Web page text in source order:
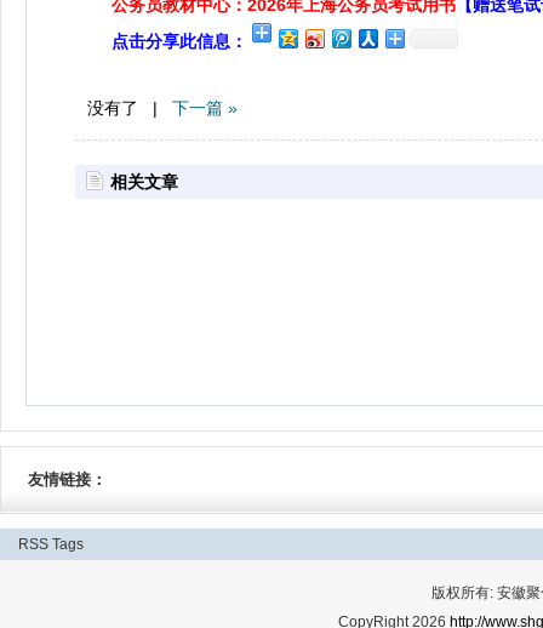
公务员教材中心：2026年上海公务员考试用书 【赠送笔
点击分享此信息：
没有了 | 下一篇 »
相关文章
友情链接：
RSS Tags
版权所有: 安徽
CopyRight 2026 http://